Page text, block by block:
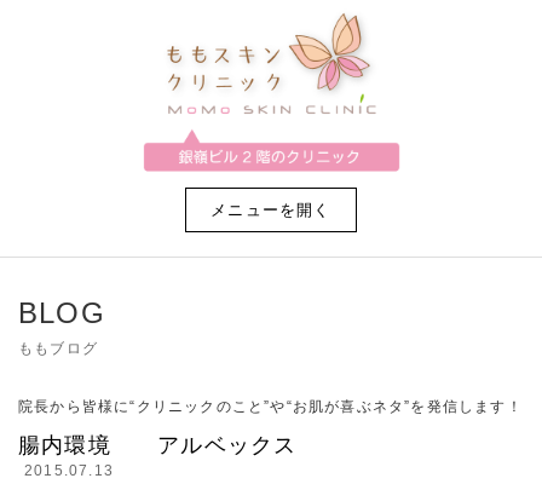
メニューを開く
BLOG
ももブログ
院長から皆様に“クリニックのこと”や“お肌が喜ぶネタ”を発信します！
腸内環境 アルベックス
2015.07.13